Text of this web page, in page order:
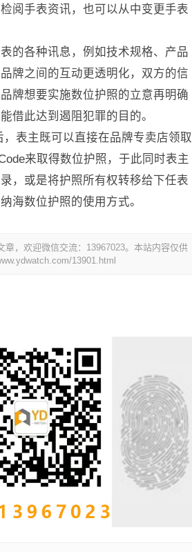
阅手表资讯，也可以从中变更手表
的各种讯息，例如技术规格、产品
牌之间的互动更透明化，双方的信
牌想要实施数位护照的立意再明确
借此达到遏阻犯罪的目的。
表主既可以直接在品牌专卖店领取
来取得数位护照，于此同时表主
，或是将护照所有权转移给下任表
海数位护照的使用方式。
，欢迎微信交流：13967023。本站内容仅供
13901.html